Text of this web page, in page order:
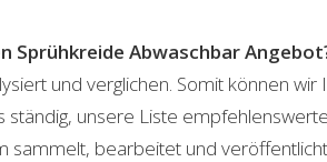
Sprühkreide Abwaschbar
und verglichen. Somit können wir
unsere Liste
sammelt, bearbeitet und